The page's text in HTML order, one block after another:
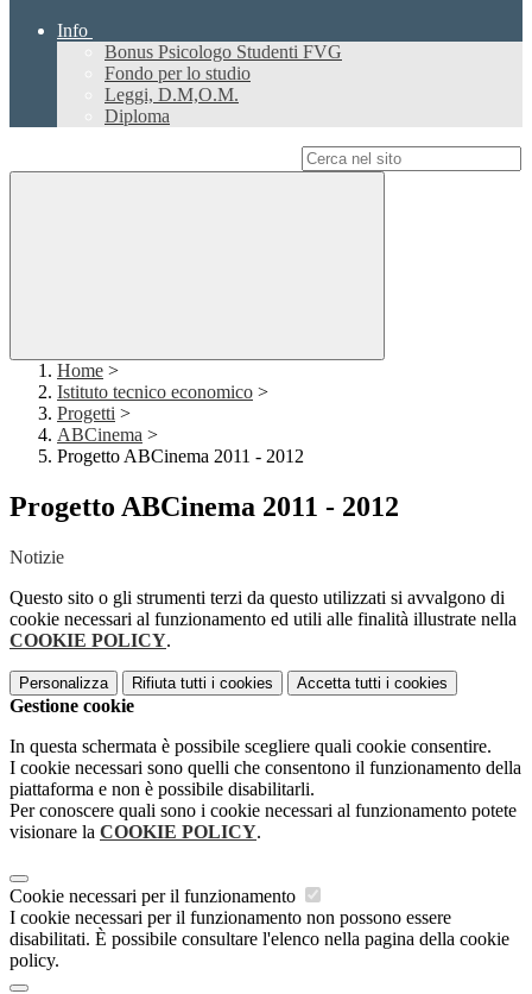
Info
Bonus Psicologo Studenti FVG
Fondo per lo studio
Leggi, D.M,O.M.
Diploma
Home >
Istituto tecnico economico >
Progetti >
ABCinema >
Progetto ABCinema 2011 - 2012
Progetto ABCinema 2011 - 2012
Notizie
Questo sito o gli strumenti terzi da questo utilizzati si avvalgono di
cookie necessari al funzionamento ed utili alle finalità illustrate nella
COOKIE POLICY.
Personalizza Rifiuta tutti i cookies Accetta tutti i cookies
Gestione cookie
In questa schermata è possibile scegliere quali cookie consentire.
I cookie necessari sono quelli che consentono il funzionamento della
piattaforma e non è possibile disabilitarli.
Per conoscere quali sono i cookie necessari al funzionamento potete
visionare la COOKIE POLICY.
Cookie necessari per il funzionamento
I cookie necessari per il funzionamento non possono essere
disabilitati. È possibile consultare l'elenco nella pagina della cookie
policy.